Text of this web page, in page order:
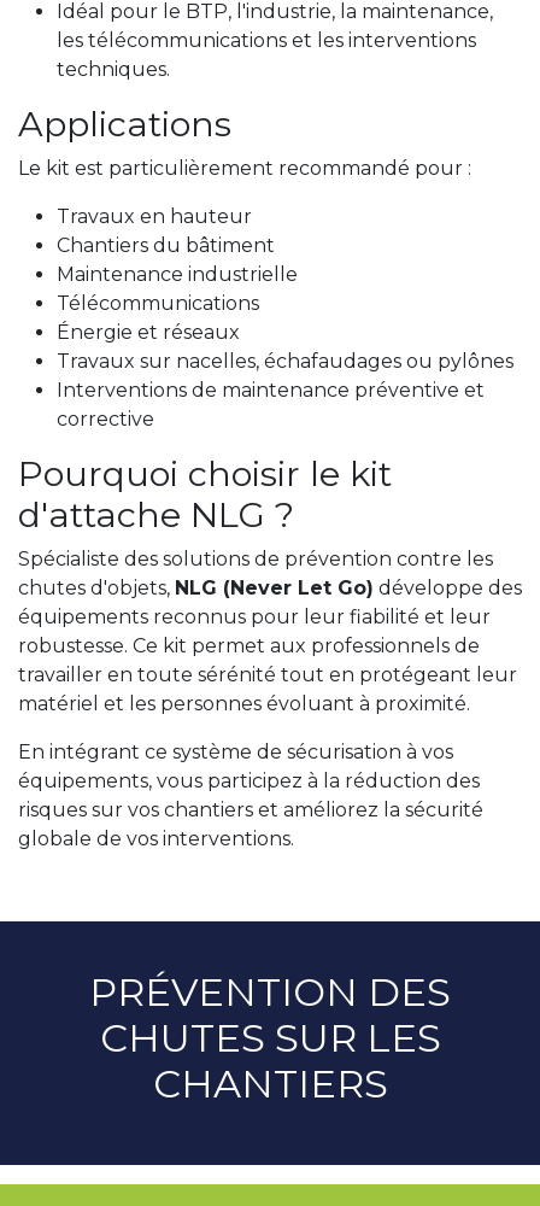
Idéal pour le BTP, l'industrie, la maintenance,
les télécommunications et les interventions
techniques.
Applications
Le kit est particulièrement recommandé pour :
Travaux en hauteur
Chantiers du bâtiment
Maintenance industrielle
Télécommunications
Énergie et réseaux
Travaux sur nacelles, échafaudages ou pylônes
Interventions de maintenance préventive et
corrective
Pourquoi choisir le kit
d'attache NLG ?
Spécialiste des solutions de prévention contre les
chutes d'objets, NLG (Never Let Go) développe des
équipements reconnus pour leur fiabilité et leur
robustesse. Ce kit permet aux professionnels de
travailler en toute sérénité tout en protégeant leur
matériel et les personnes évoluant à proximité.
En intégrant ce système de sécurisation à vos
équipements, vous participez à la réduction des
risques sur vos chantiers et améliorez la sécurité
globale de vos interventions.
PRÉVENTION DES
CHUTES SUR LES
CHANTIERS